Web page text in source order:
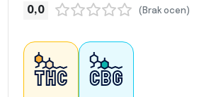
0,0 (Brak ocen)